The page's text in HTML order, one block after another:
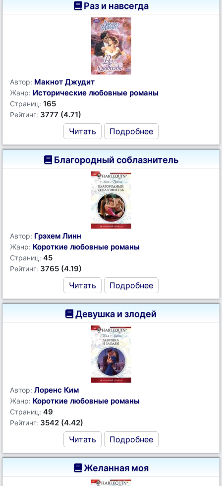
Раз и навсегда
Автор: Макнот Джудит
Жанр: Исторические любовные романы
Страниц: 165
Рейтинг: 3777 (4.71)
Читать Подробнее
Благородный соблазнитель
Автор: Грэхем Линн
Жанр: Короткие любовные романы
Страниц: 45
Рейтинг: 3765 (4.19)
Читать Подробнее
Девушка и злодей
Автор: Лоренс Ким
Жанр: Короткие любовные романы
Страниц: 49
Рейтинг: 3542 (4.42)
Читать Подробнее
Желанная моя